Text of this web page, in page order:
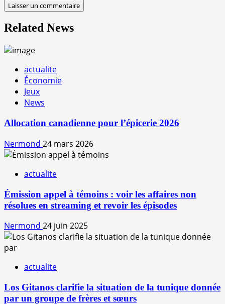
Related News
actualite
Économie
Jeux
News
Allocation canadienne pour l’épicerie 2026
Nermond 24 mars 2026
actualite
Émission appel à témoins : voir les affaires non
résolues en streaming et revoir les épisodes
Nermond 24 juin 2025
actualite
Los Gitanos clarifie la situation de la tunique donnée
par un groupe de frères et sœurs